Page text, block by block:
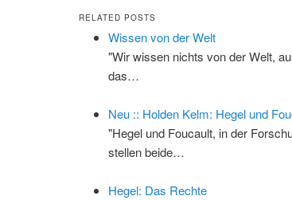
RELATED POSTS
Wissen von der Welt
"Wir wissen nichts von der Welt,
das…
Neu :: Holden Kelm: Hegel und
"Hegel und Foucault, in der
stellen beide…
Hegel: Das Rechte